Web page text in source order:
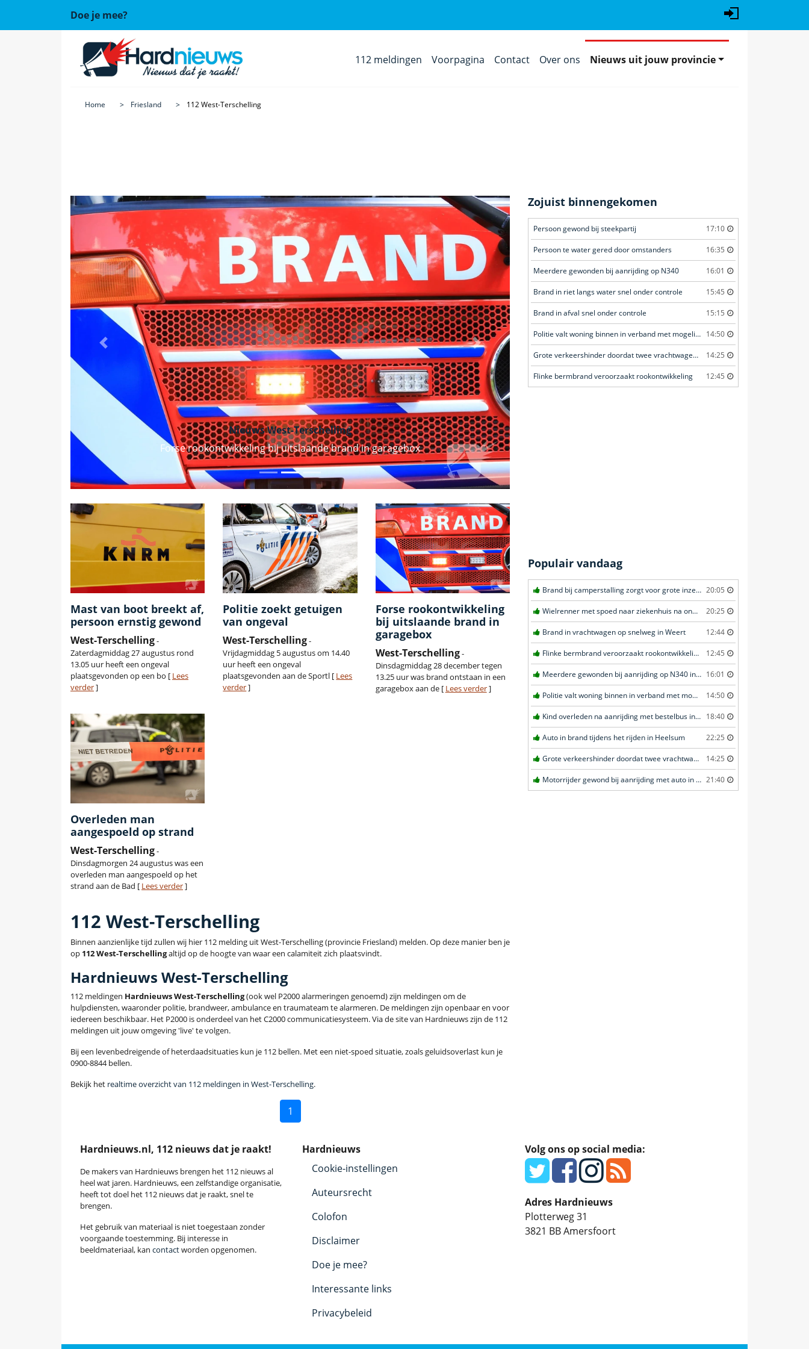
Doe je mee?
112 meldingen Voorpagina Contact Over ons Nieuws uit jouw provincie
Home Friesland 112 West-Terschelling
Nieuws West-Terschelling
Forse rookontwikkeling bij uitslaande brand in garagebox
Vorige Volgende
Mast van boot breekt af,
persoon ernstig gewond
West-Terschelling-
Zaterdagmiddag 27 augustus rond
13.05 uur heeft een ongeval
plaatsgevonden op een bo [ Lees
verder]
Politie zoekt getuigen
van ongeval
West-Terschelling-
Vrijdagmiddag 5 augustus om 14.40
uur heeft een ongeval
plaatsgevonden aan de Sportl [ Lees
verder]
Forse rookontwikkeling
bij uitslaande brand in
garagebox
West-Terschelling-
Dinsdagmiddag 28 december tegen
13.25 uur was brand ontstaan in een
garagebox aan de [ Lees verder]
Overleden man
aangespoeld op strand
West-Terschelling-
Dinsdagmorgen 24 augustus was een
overleden man aangespoeld op het
strand aan de Bad [ Lees verder]
112 West-Terschelling
Binnen aanzienlijke tijd zullen wij hier 112 melding uit West-Terschelling (provincie Friesland) melden. Op deze manier ben je
op 112 West-Terschellingaltijd op de hoogte van waar een calamiteit zich plaatsvindt.
Hardnieuws West-Terschelling
112 meldingen Hardnieuws West-Terschelling(ook wel P2000 alarmeringen genoemd) zijn meldingen om de
hulpdiensten, waaronder politie, brandweer, ambulance en traumateam te alarmeren. De meldingen zijn openbaar en voor
iedereen beschikbaar. Het P2000 is onderdeel van het C2000 communicatiesysteem. Via de site van Hardnieuws zijn de 112
meldingen uit jouw omgeving 'live' te volgen.
Bij een levenbedreigende of heterdaadsituaties kun je 112 bellen. Met een niet-spoed situatie, zoals geluidsoverlast kun je
0900-8844 bellen.
Bekijk het realtime overzicht van 112 meldingen in West-Terschelling.
1
Zojuist binnengekomen
Persoon gewond bij steekpartij 17:10
Persoon te water gered door omstanders 16:35
Meerdere gewonden bij aanrijding op N340 16:01
Brand in riet langs water snel onder controle 15:45
Brand in afval snel onder controle 15:15
Politie valt woning binnen in verband met mogelijk vuurwapen 14:50
Grote verkeershinder doordat twee vrachtwagens botsen tunnel 14:25
Flinke bermbrand veroorzaakt rookontwikkeling 12:45
Populair vandaag
Brand bij camperstalling zorgt voor grote inzet in Almkerk 20:05
Wielrenner met spoed naar ziekenhuis na ongeval in Zwartebroek 20:25
Brand in vrachtwagen op snelweg in Weert 12:44
Flinke bermbrand veroorzaakt rookontwikkeling in Haastrecht 12:45
Meerdere gewonden bij aanrijding op N340 in Ommen 16:01
Politie valt woning binnen in verband met mogelijk vuurwapen in Eindhoven 14:50
Kind overleden na aanrijding met bestelbus in Dordrecht 18:40
Auto in brand tijdens het rijden in Heelsum 22:25
Grote verkeershinder doordat twee vrachtwagens botsen tunnel in Zwijndrecht 14:25
Motorrijder gewond bij aanrijding met auto in 't Veld 21:40
Hardnieuws.nl, 112 nieuws dat je raakt!
De makers van Hardnieuws brengen het 112 nieuws al
heel wat jaren. Hardnieuws, een zelfstandige organisatie,
heeft tot doel het 112 nieuws dat je raakt, snel te
brengen.
Het gebruik van materiaal is niet toegestaan zonder
voorgaande toestemming. Bij interesse in
beeldmateriaal, kan contactworden opgenomen.
Hardnieuws
Cookie-instellingen
Auteursrecht
Colofon
Disclaimer
Doe je mee?
Interessante links
Privacybeleid
Volg ons op social media:
Adres Hardnieuws
Plotterweg 31
3821 BBAmersfoort